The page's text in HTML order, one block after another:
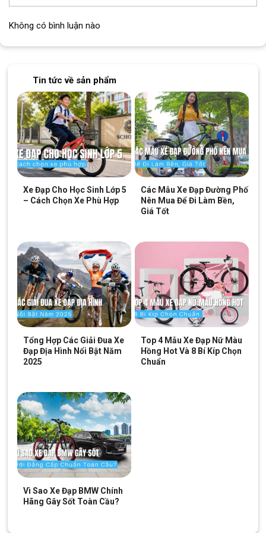
Không có bình luận nào
Tin tức về sản phẩm
Xe Đạp Cho Học Sinh Lớp 5
– Cách Chọn Xe Phù Hợp
Các Mẫu Xe Đạp Đường Phố
Nên Mua Để Đi Làm Bền,
Giá Tốt
Tổng Hợp Các Giải Đua Xe
Đạp Địa Hình Nổi Bật Năm
2025
Top 4 Mẫu Xe Đạp Nữ Màu
Hồng Hot Và 8 Bí Kíp Chọn
Chuẩn
Vì Sao Xe Đạp BMW Chính
Hãng Gây Sốt Toàn Cầu?